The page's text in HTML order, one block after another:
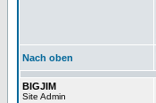
Nach oben
BIGJIM
Site Admin